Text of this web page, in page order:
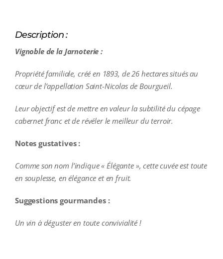
Description :
Vignoble de la Jarnoterie :
Propriété familiale, créé en 1893, de 26 hectares situés au
cœur de l’appellation Saint-Nicolas de Bourgueil.
Leur objectif est de mettre en valeur la subtilité du cépage
cabernet franc et de révéler le meilleur du terroir.
Notes gustatives :
Comme son nom l’indique « Élégante », cette cuvée est toute
en souplesse, en élégance et en fruit.
Suggestions gourmandes :
Un vin à déguster en toute convivialité !